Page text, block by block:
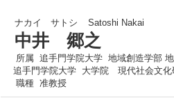
ナカイ サトシ Satoshi Nakai
中井 郷之
所属 追手門学院大学 地域創造学部
追手門学院大学 大学院 現代社会文化
職種 准教授